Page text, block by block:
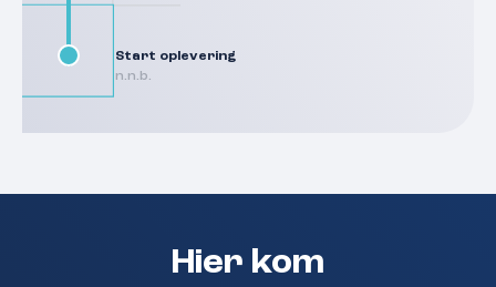
Start oplevering
n.n.b.
Hier kom